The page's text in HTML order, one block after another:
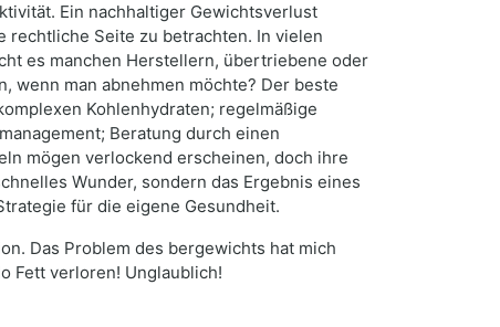
Ein nachhaltiger Gewichtsverlust
Seite zu betrachten. In vielen
es manchen Herstellern, übertriebene oder
wenn man abnehmen möchte? Der beste
Kohlenhydraten; regelmäßige
Beratung durch einen
mögen verlockend erscheinen, doch ihre
Wunder, sondern das Ergebnis eines
für die eigene Gesundheit.
Das Problem des bergewichts hat mich
Fett verloren! Unglaublich!